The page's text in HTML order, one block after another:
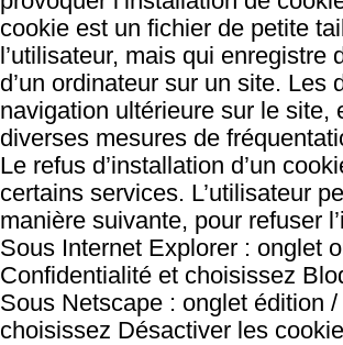
cookie est un fichier de petite
l’utilisateur, mais qui
d’un ordinateur sur un site.
navigation ultérieure sur le site,
diverses mesures de
Le refus d’installation d’un
certains services. L’utilisateur
manière suivante, pour refuser
Sous Internet Explorer : onglet
Confidentialité et choisissez
Sous Netscape : onglet édition
choisissez Désactiver les